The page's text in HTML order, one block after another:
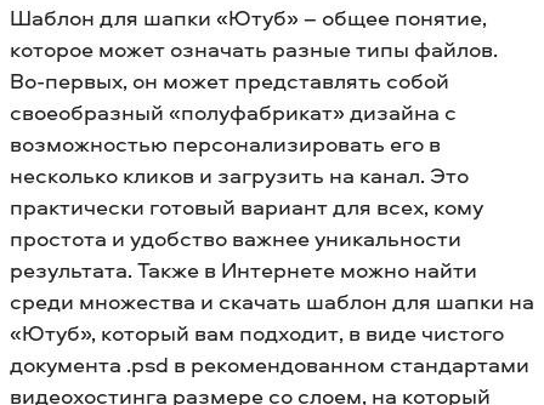
Шаблон для шапки «Ютуб» – общее понятие,
которое может означать разные типы файлов.
Во-первых, он может представлять собой
своеобразный «полуфабрикат» дизайна с
возможностью персонализировать его в
несколько кликов и загрузить на канал. Это
практически готовый вариант для всех, кому
простота и удобство важнее уникальности
результата. Также в Интернете можно найти
среди множества и скачать шаблон для шапки на
«Ютуб», который вам подходит, в виде чистого
документа .psd в рекомендованном стандартами
видеохостинга размере со слоем, на который